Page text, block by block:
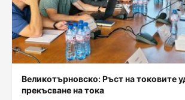
Великотърновско: Ръст на токовите
прекъсване на тока